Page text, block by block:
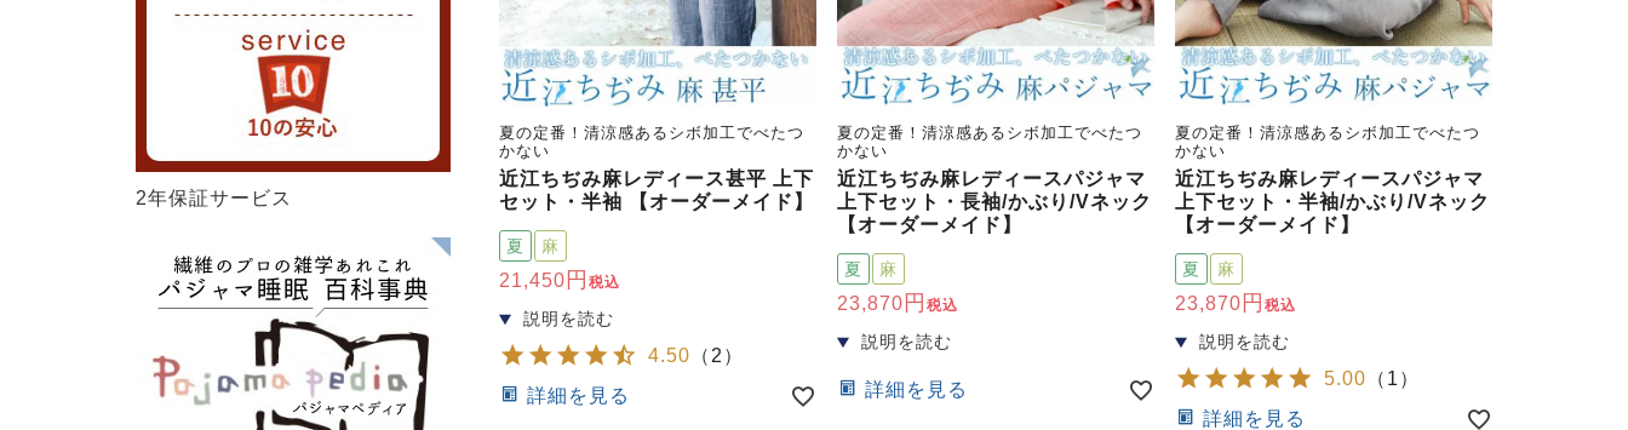
2年保証サービス
夏の定番！清涼感あるシボ加工でべたつ
かない
近江ちぢみ麻レディース甚平 上下
セット・半袖 【オーダーメイド】
夏 麻
21,450 税込
4.50 （ 2 ）
詳細を見る
夏の定番！清涼感あるシボ加工でべたつ
かない
近江ちぢみ麻レディースパジャマ
上下セット・長袖/かぶり/Vネック
【オーダーメイド】
夏 麻
23,870 税込
詳細を見る
夏の定番！清涼感あるシボ加工でべたつ
かない
近江ちぢみ麻レディースパジャマ
上下セット・半袖/かぶり/Vネック
【オーダーメイド】
夏 麻
23,870 税込
5.00 （ 1 ）
詳細を見る